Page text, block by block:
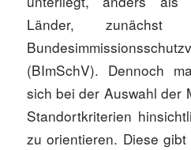
Länder,
(BImSchV). Dennoch
sich bei der Auswahl der
Standortkriterien
zu orientieren. Diese